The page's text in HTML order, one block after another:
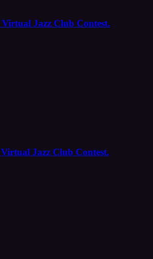
Jazz Club Contest.
Jazz Club Contest.